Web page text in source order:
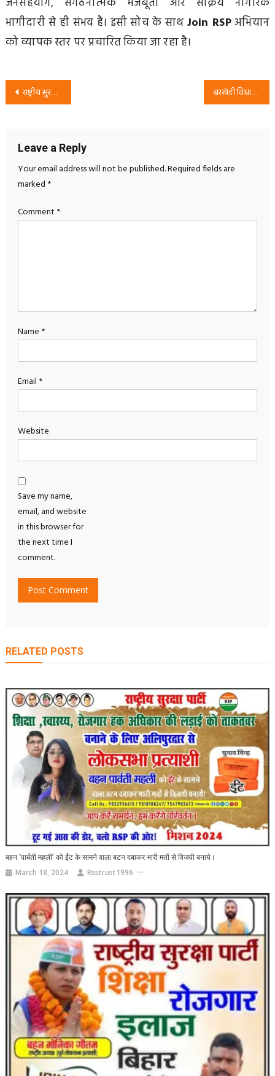
भागीदारी से ही संभव है। इसी सोच के साथJoin RSPअभियान
को व्यापक स्तर पर प्रचारित किया जा रहा है।
Post
राष्ट्रीय सुरक्षा पार्टी (RSP) जॉइन अभियान: देश बचाओ, संगठन से जुड़ो बरखेड़ी विधानसभा चुनाव 2027: RSP प्रत्याशी राजेश कुमार सदा का शिक्षा, रोजगार और इलाज पर जोर
Leave a Reply
Your email address will not be published.Required fields are
marked *
Comment *
Name *
Email *
Website
Save my name,
email, and website
in this browser for
the next time I
comment.
RELATED POSTS
बहन ‘पार्बती महली’ को ईंट के सामने वाला बटन दबाकर भारी मतों से विजयी बनाये।
March 18, 2024 Rsstrust1996